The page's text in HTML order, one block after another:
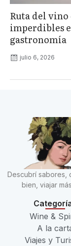
Ruta del
imperdibles
gastronomía
julio 6, 2026
Descubrí sabores,
bien, viajar
Wine &
A la
Viajes y